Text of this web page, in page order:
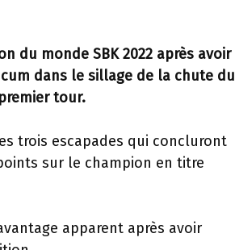
du monde SBK 2022 après avoir
dans le sillage de la chute du
tour.
trois escapades qui concluront
sur le champion en titre
apparent après avoir